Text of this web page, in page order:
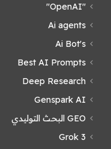
"OpenAI"
Ai agents
Ai Bot's
Best AI Prompts
Deep Research
Genspark AI
GEO البحث التوليدي
Grok 3